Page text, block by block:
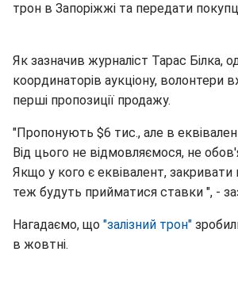
трон в Запоріжжі та передати
Як зазначив журналіст Тарас Білка,
координаторів аукціону, волонтери
перші пропозиції продажу.
"Пропонують $6 тис., але в
Від цього не відмовляємося, не
Якщо у кого є еквівалент, закривати
теж будуть прийматися ставки ", -
Нагадаємо, що "залізний трон"
в жовтні.